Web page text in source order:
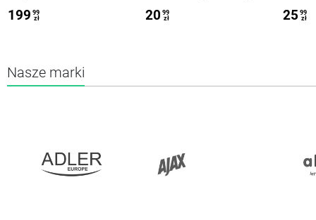
199 99
zł
20 99
zł
25 99
zł
Nasze marki